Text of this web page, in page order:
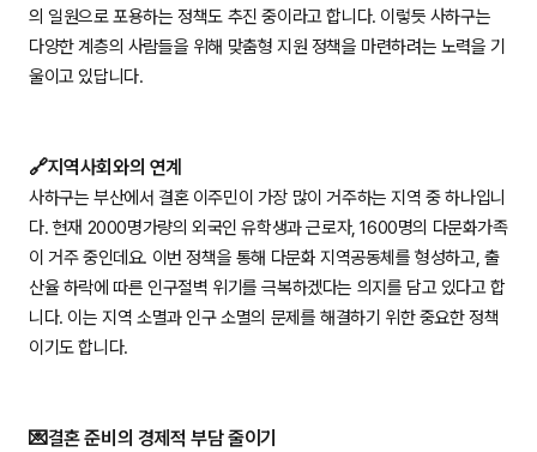
의 일원으로 포용하는 정책도 추진 중이라고 합니다. 이렇듯 사하구는
다양한 계층의 사람들을 위해 맞춤형 지원 정책을 마련하려는 노력을 기
울이고 있답니다.
🔗지역사회와의 연계
사하구는 부산에서 결혼 이주민이 가장 많이 거주하는 지역 중 하나입니
다. 현재 2000명가량의 외국인 유학생과 근로자, 1600명의 다문화가족
이 거주 중인데요. 이번 정책을 통해 다문화 지역공동체를 형성하고, 출
산율 하락에 따른 인구절벽 위기를 극복하겠다는 의지를 담고 있다고 합
니다. 이는 지역 소멸과 인구 소멸의 문제를 해결하기 위한 중요한 정책
이기도 합니다.
💌결혼 준비의 경제적 부담 줄이기